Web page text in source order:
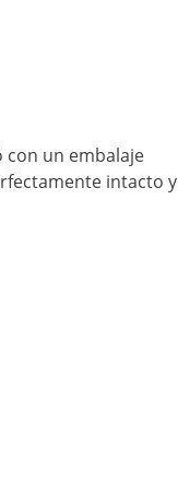
con un embalaje
intacto y